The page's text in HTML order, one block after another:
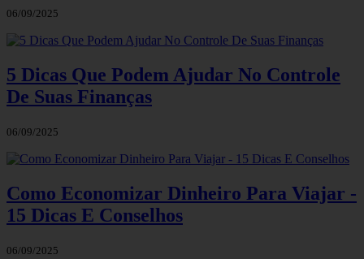
06/09/2025
5 Dicas Que Podem Ajudar No Controle
De Suas Finanças
06/09/2025
Como Economizar Dinheiro Para Viajar -
15 Dicas E Conselhos
06/09/2025